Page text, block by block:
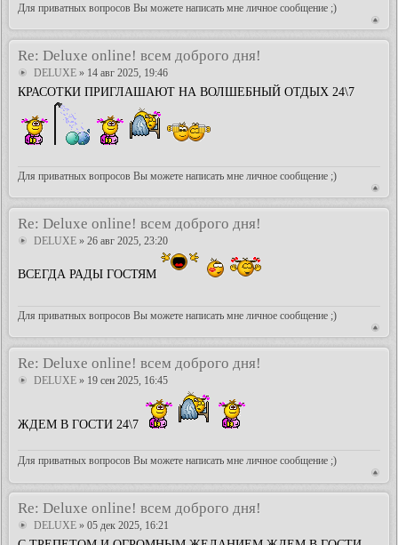
Для приватных вопросов Вы можете написать мне личное сообщение ;)
Re: Deluxe online! всем доброго дня!
DELUXE » 14 авг 2025, 19:46
КРАСОТКИ ПРИГЛАШАЮТ НА ВОЛШЕБНЫЙ ОТДЫХ 24\7
Для приватных вопросов Вы можете написать мне личное сообщение ;)
Re: Deluxe online! всем доброго дня!
DELUXE » 26 авг 2025, 23:20
ВСЕГДА РАДЫ ГОСТЯМ
Для приватных вопросов Вы можете написать мне личное сообщение ;)
Re: Deluxe online! всем доброго дня!
DELUXE » 19 сен 2025, 16:45
ЖДЕМ В ГОСТИ 24\7
Для приватных вопросов Вы можете написать мне личное сообщение ;)
Re: Deluxe online! всем доброго дня!
DELUXE » 05 дек 2025, 16:21